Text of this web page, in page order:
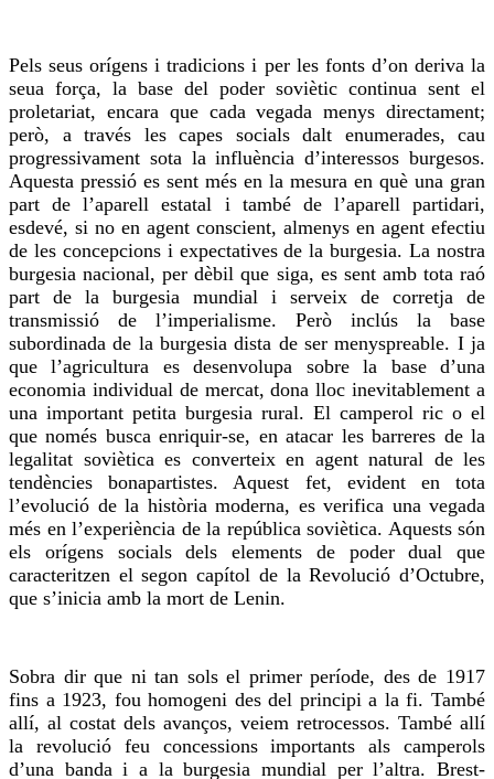
Pels seus orígens i tradicions i per les fonts d’on deriva la
seua força, la base del poder soviètic continua sent el
proletariat, encara que cada vegada menys directament;
però, a través les capes socials dalt enumerades, cau
progressivament sota la influència d’interessos burgesos.
Aquesta pressió es sent més en la mesura en què una gran
part de l’aparell estatal i també de l’aparell partidari,
esdevé, si no en agent conscient, almenys en agent efectiu
de les concepcions i expectatives de la burgesia. La nostra
burgesia nacional, per dèbil que siga, es sent amb tota raó
part de la burgesia mundial i serveix de corretja de
transmissió de l’imperialisme. Però inclús la base
subordinada de la burgesia dista de ser menyspreable. I ja
que l’agricultura es desenvolupa sobre la base d’una
economia individual de mercat, dona lloc inevitablement a
una important petita burgesia rural. El camperol ric o el
que només busca enriquir-se, en atacar les barreres de la
legalitat soviètica es converteix en agent natural de les
tendències bonapartistes. Aquest fet, evident en tota
l’evolució de la història moderna, es verifica una vegada
més en l’experiència de la república soviètica. Aquests són
els orígens socials dels elements de poder dual que
caracteritzen el segon capítol de la Revolució d’Octubre,
que s’inicia amb la mort de Lenin.
Sobra dir que ni tan sols el primer període, des de 1917
fins a 1923, fou homogeni des del principi a la fi. També
allí, al costat dels avanços, veiem retrocessos. També allí
la revolució feu concessions importants als camperols
d’una banda i a la burgesia mundial per l’altra. Brest-